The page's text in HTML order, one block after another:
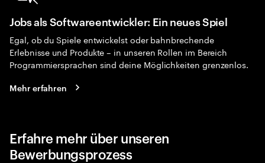
Jobs als Softwareentwickler: Ein neues Spiel
Egal, ob du Spiele entwickelst oder bahnbrechende
Erlebnisse und Produkte – in unseren Rollen im Bereich
Programmiersprachen sind deine Möglichkeiten grenzenlos.
Mehr erfahren
Erfahre mehr über unseren
Bewerbungsprozess